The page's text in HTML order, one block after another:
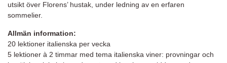
utsikt över Florens’ hustak, under ledning av en erfaren
sommelier.
Allmän information:
20 lektioner italienska per vecka
5 lektioner à 2 timmar med tema italienska viner: provningar och